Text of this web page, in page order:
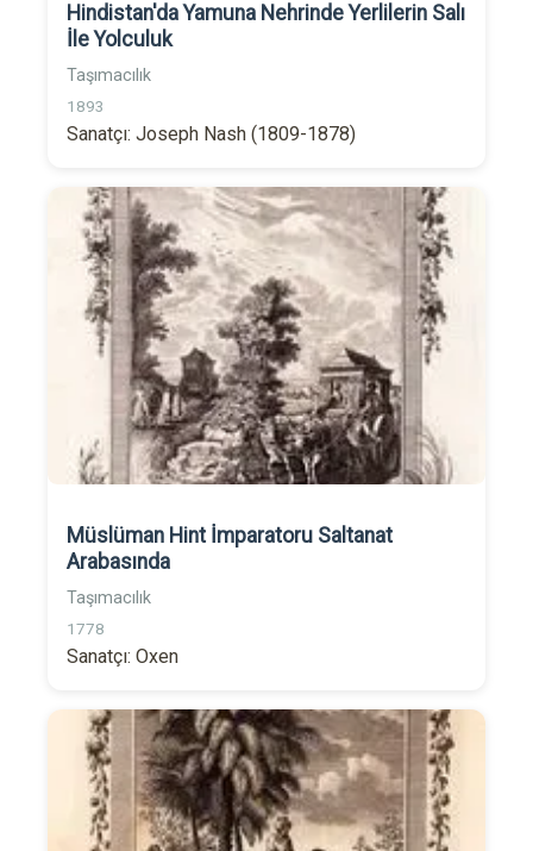
Hindistan'da Yamuna Nehrinde Yerlilerin Salı
İle Yolculuk
Taşımacılık
1893
Sanatçı: Joseph Nash (1809-1878)
Müslüman Hint İmparatoru Saltanat
Arabasında
Taşımacılık
1778
Sanatçı: Oxen